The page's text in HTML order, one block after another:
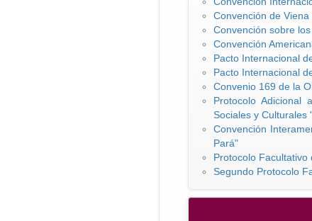
Convención de
Convención sobre
Convención
Pacto Internacional
Pacto Internacional
Convenio 169 de la
Protocolo Adicional
Sociales y Culturales
Convención
Pará"
Protocolo
Segundo Protocolo